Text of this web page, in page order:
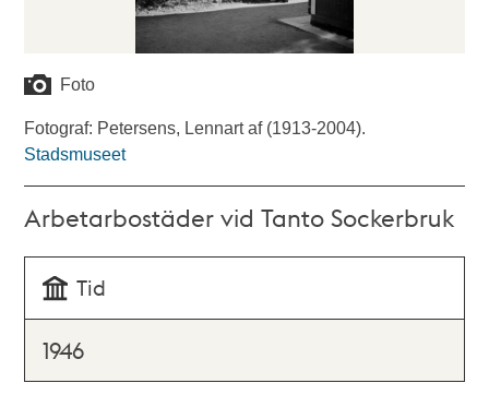
Foto
Fotograf: Petersens, Lennart af (1913-2004).
Stadsmuseet
Arbetarbostäder vid Tanto Sockerbruk
Tid
1946